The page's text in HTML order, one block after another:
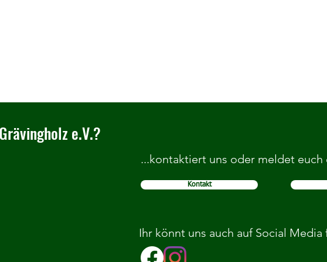
e.V.?
...kontaktiert uns oder meldet euch
Kontakt
Ihr könnt uns auch auf Social Media